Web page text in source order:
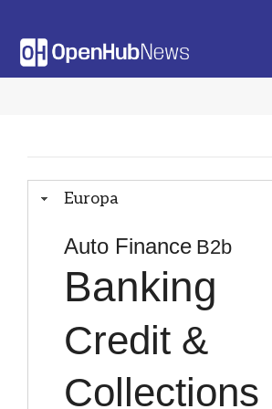
contenido
Europa
Auto Finance B2b
Banking
Credit &
Collections